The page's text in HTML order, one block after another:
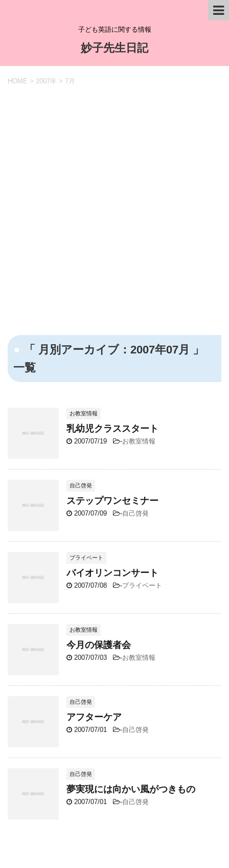
子ども英語に関する情報
妙子先生日記
HOME > 2007年 > 7月
「 月別アーカイブ：2007年07月 」
一覧
お教室情報
乳幼児クラススタート
2007/07/19 -お教室情報
自己啓発
ステップワンセミナー
2007/07/09 -自己啓発
プライベート
バイオリンコンサート
2007/07/08 -プライベート
お教室情報
今月の保護者会
2007/07/03 -お教室情報
自己啓発
アフターケア
2007/07/01 -自己啓発
自己啓発
夢実現には向かい風がつきもの
2007/07/01 -自己啓発